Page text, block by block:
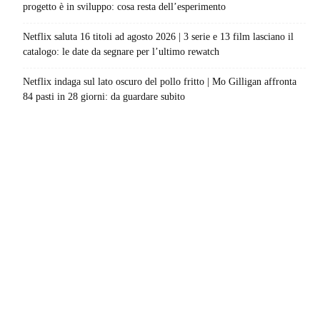
progetto è in sviluppo: cosa resta dell’esperimento
Netflix saluta 16 titoli ad agosto 2026 | 3 serie e 13 film lasciano il
catalogo: le date da segnare per l’ultimo rewatch
Netflix indaga sul lato oscuro del pollo fritto | Mo Gilligan affronta
84 pasti in 28 giorni: da guardare subito